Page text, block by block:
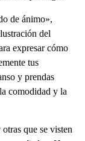
de ánimo»,
del
expresar cómo
tus
y prendas
comodidad y la
que se visten